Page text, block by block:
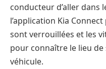
conducteur d’aller dans
l’application Kia
sont verrouillées et les
pour connaître le lieu
véhicule.